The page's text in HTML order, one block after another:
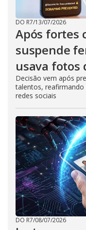
DO R7/13/07/2026
Após fortes
suspende
usava fotos
Decisão vem após
talentos,
redes sociais
DO R7/08/07/2026